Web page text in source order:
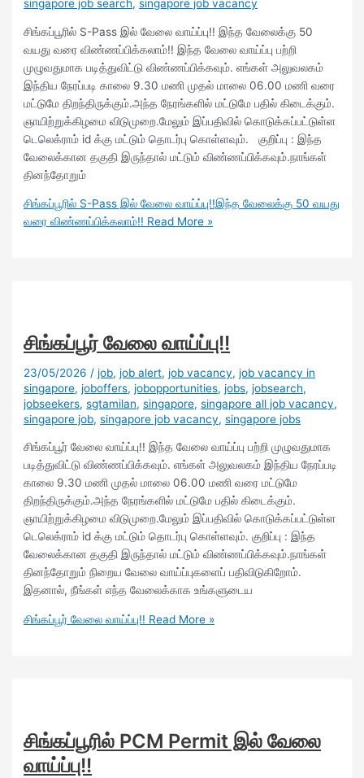
singapore job search,singapore job vacancy
சிங்கப்பூரில் S-Pass இல் வேலை வாய்ப்பு!! இந்த வேலைக்கு 50
வயது வரை விண்ணப்பிக்கலாம்!! இந்த வேலை வாய்ப்பு பற்றி
முழுவதுமாக படித்துவிட்டு விண்ணப்பிக்கவும். எங்கள் அலுவலகம்
இந்திய நேரப்படி காலை 9.30 மணி முதல் மாலை 06.00 மணி வரை
மட்டுமே திறந்திருக்கும்.அந்த நேரங்களில் மட்டுமே பதில் கிடைக்கும்.
ஞாயிற்றுக்கிழமை விடுமுறை.மேலும் இப்பதிவில் கொடுக்கப்பட்டுள்ள
டெலெக்ராம் id க்கு மட்டும் தொடர்பு கொள்ளவும். குறிப்பு : இந்த
வேலைக்கான தகுதி இருந்தால் மட்டும் விண்ணப்பிக்கவும்.நாங்கள்
தினந்தோறும்
சிங்கப்பூரில் S-Pass இல் வேலை வாய்ப்பு!!இந்த வேலைக்கு 50 வயது
வரை விண்ணப்பிக்கலாம்!! Read More »
சிங்கப்பூர் வேலை வாய்ப்பு!!
23/05/2026 /job,job alert,job vacancy,job vacancy in
singapore,joboffers,jobopportunities,jobs,jobsearch,
jobseekers,sgtamilan,singapore,singapore all job vacancy,
singapore job,singapore job vacancy,singapore jobs
சிங்கப்பூர் வேலை வாய்ப்பு!! இந்த வேலை வாய்ப்பு பற்றி முழுவதுமாக
படித்துவிட்டு விண்ணப்பிக்கவும். எங்கள் அலுவலகம் இந்திய நேரப்படி
காலை 9.30 மணி முதல் மாலை 06.00 மணி வரை மட்டுமே
திறந்திருக்கும்.அந்த நேரங்களில் மட்டுமே பதில் கிடைக்கும்.
ஞாயிற்றுக்கிழமை விடுமுறை.மேலும் இப்பதிவில் கொடுக்கப்பட்டுள்ள
டெலெக்ராம் id க்கு மட்டும் தொடர்பு கொள்ளவும். குறிப்பு : இந்த
வேலைக்கான தகுதி இருந்தால் மட்டும் விண்ணப்பிக்கவும்.நாங்கள்
தினந்தோறும் நிறைய வேலை வாய்ப்புகளைப் பதிவிடுகிறோம்.
இதனால், நீங்கள் எந்த வேலைக்காக உங்களுடைய
சிங்கப்பூர் வேலை வாய்ப்பு!! Read More »
சிங்கப்பூரில் PCM Permit இல் வேலை
வாய்ப்பு!!